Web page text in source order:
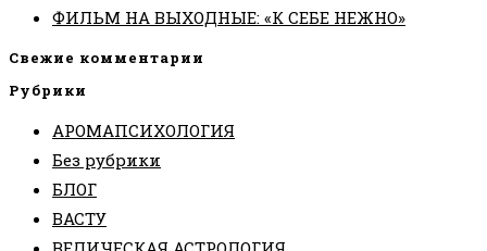
ФИЛЬМ НА ВЫХОДНЫЕ: «К СЕБЕ НЕЖНО»
Свежие комментарии
Рубрики
АРОМАПСИХОЛОГИЯ
Без рубрики
БЛОГ
ВАСТУ